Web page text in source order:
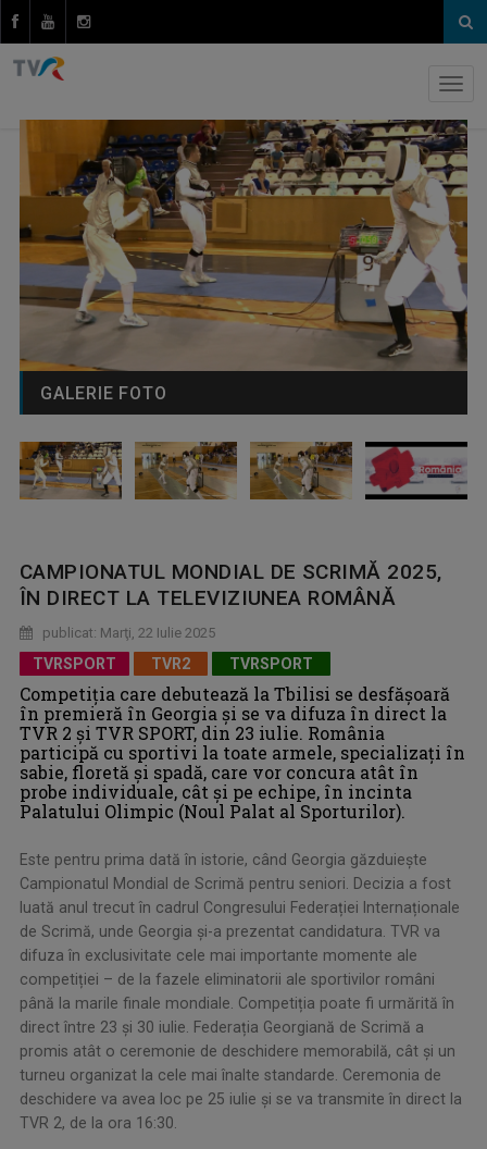
GALERIE FOTO
CAMPIONATUL MONDIAL DE SCRIMĂ 2025,
ÎN DIRECT LA TELEVIZIUNEA ROMÂNĂ
publicat: Marţi, 22 Iulie 2025
TVRSPORT TVR2 TVRSPORT
Competiția care debutează la Tbilisi se desfășoară
în premieră în Georgia și se va difuza în direct la
TVR 2 și TVR SPORT, din 23 iulie. România
participă cu sportivi la toate armele, specializați în
sabie, floretă și spadă, care vor concura atât în
probe individuale, cât și pe echipe, în incinta
Palatului Olimpic (Noul Palat al Sporturilor).
Este pentru prima dată în istorie, când Georgia găzduiește
Campionatul Mondial de Scrimă pentru seniori. Decizia a fost
luată anul trecut în cadrul Congresului Federației Internaționale
de Scrimă, unde Georgia și-a prezentat candidatura. TVR va
difuza în exclusivitate cele mai importante momente ale
competiției – de la fazele eliminatorii ale sportivilor români
până la marile finale mondiale. Competiția poate fi urmărită în
direct între 23 și 30 iulie. Federația Georgiană de Scrimă a
promis atât o ceremonie de deschidere memorabilă, cât și un
turneu organizat la cele mai înalte standarde. Ceremonia de
deschidere va avea loc pe 25 iulie și se va transmite în direct la
TVR 2, de la ora 16:30.